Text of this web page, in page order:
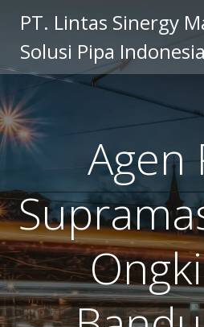
to
PT. Lintas Sinergy
Solusi Pipa Indonesia
Agen